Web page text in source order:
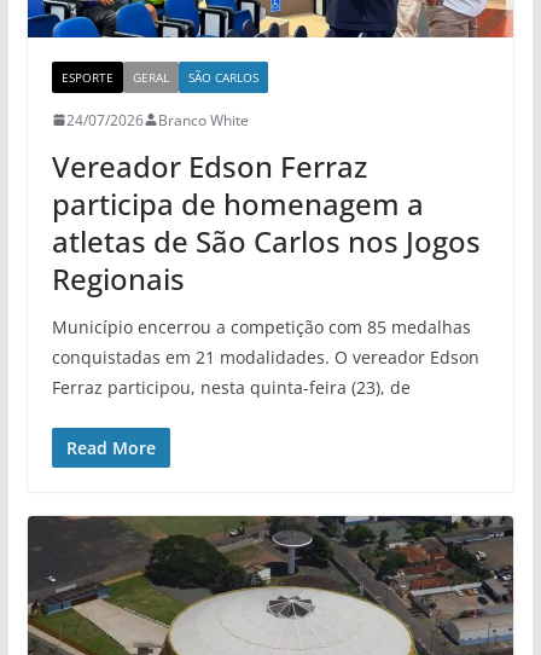
ESPORTE GERAL SÃO CARLOS
24/07/2026 Branco White
Vereador Edson Ferraz
participa de homenagem a
atletas de São Carlos nos Jogos
Regionais
Município encerrou a competição com 85 medalhas
conquistadas em 21 modalidades. O vereador Edson
Ferraz participou, nesta quinta-feira (23), de
Read More